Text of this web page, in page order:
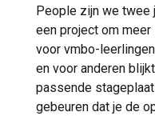
People zijn we twee
een project om
voor vmbo-
en voor anderen
passende
gebeuren dat je de